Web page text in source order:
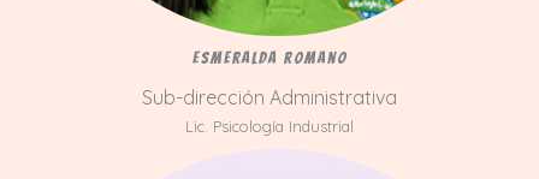
Esmeralda Romano
Sub-dirección Administrativa
Lic. Psicología Industrial